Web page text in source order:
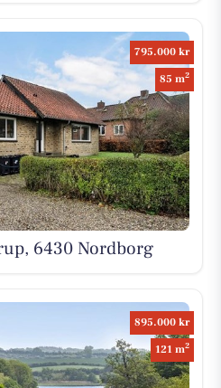
795.000 kr
85 m2
6430 Nordborg
895.000 kr
121 m2